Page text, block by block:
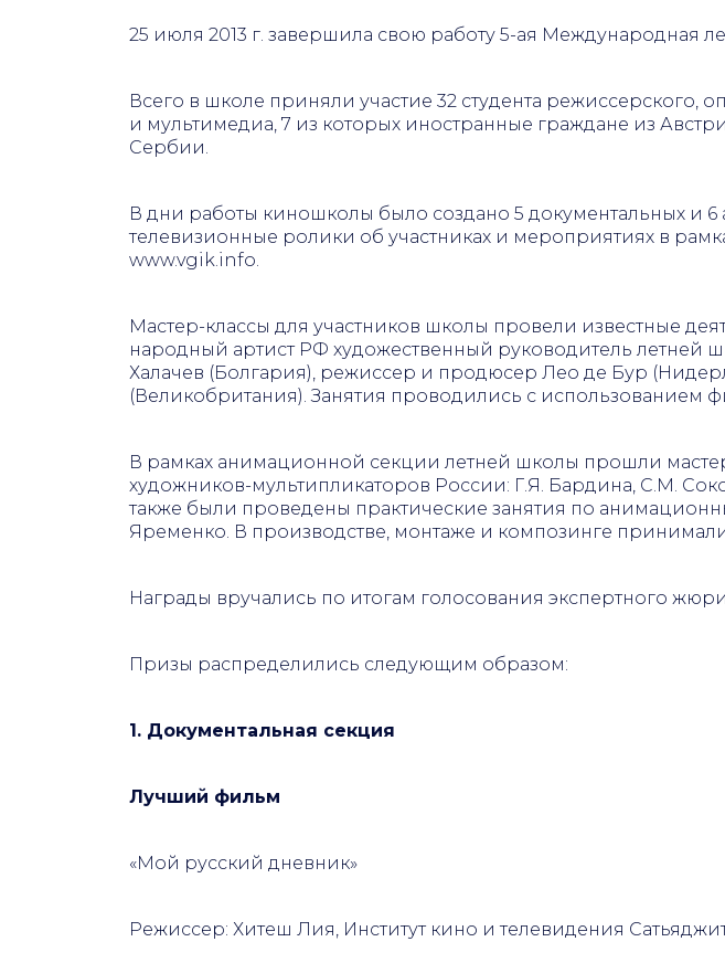
25 июля 2013 г. завершила свою работу 5-ая Международная
Всего в школе приняли участие 32 студента режиссерского,
и мультимедиа, 7 из которых иностранные граждане из
Сербии.
В дни работы киношколы было создано 5 документальных и
телевизионные ролики об участниках и мероприятиях в
www.vgik.info.
Мастер-классы для участников школы провели известные
народный артист РФ художественный руководитель
Халачев (Болгария), режиссер и продюсер Лео де Бур
(Великобритания). Занятия проводились с использованием
В рамках анимационной секции летней школы прошли
художников-мультипликаторов России: Г.Я. Бардина, С.М.
также были проведены практические занятия по
Яременко. В производстве, монтаже и композинге
Награды вручались по итогам голосования экспертного
Призы распределились следующим образом:
1. Документальная секция
Лучший фильм
«Мой русский дневник»
Режиссер: Хитеш Лия, Институт кино и телевидения